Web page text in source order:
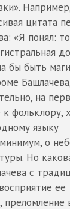
цитата
«Я понял:
бы быть
на
фольклору,
языку
о
Но
с
ее